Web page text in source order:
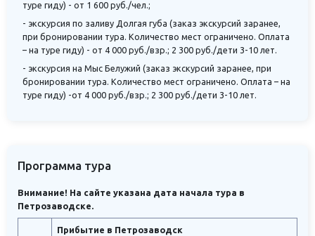
туре гиду) - от 1 600 руб./чел.;
- экскурсия по заливу Долгая губа (заказ экскурсий заранее,
при бронировании тура. Количество мест ограничено. Оплата
– на туре гиду) - от 4 000 руб./взр.; 2 300 руб./дети 3-10 лет.
- экскурсия на Мыс Белужий (заказ экскурсий заранее, при
бронировании тура. Количество мест ограничено. Оплата – на
туре гиду) -от 4 000 руб./взр.; 2 300 руб./дети 3-10 лет.
Программа тура
Внимание! На сайте указана дата начала тура в
Петрозаводске.
Прибытие в Петрозаводск